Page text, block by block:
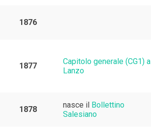
1876
1877
Capitolo generale (CG1) a
Lanzo
1878 nasce il Bollettino
Salesiano